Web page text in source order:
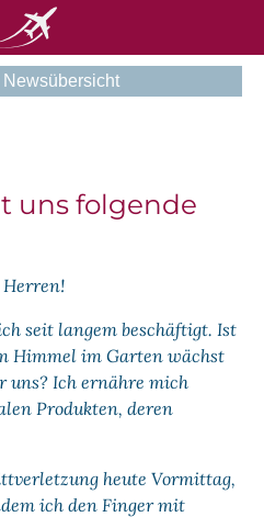
Newsübersicht
uns folgende
Herren!
seit langem beschäftigt. Ist
Himmel im Garten wächst
uns? Ich ernähre mich
Produkten, deren
heute Vormittag,
ich den Finger mit